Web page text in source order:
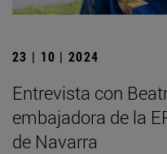
23 | 10 | 2024
Entrevista con
embajadora de la
de Navarra